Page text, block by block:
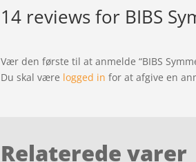
14 reviews for BIBS
Vær den første til at anmelde “BIBS
Du skal være logged in for at afgive en
Relaterede varer